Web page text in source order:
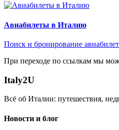
Авиабилеты в Италию
Поиск и бронирование
При переходе по ссылкам мы
Italy2U
Всё об Италии: путешествия,
Новости и блог